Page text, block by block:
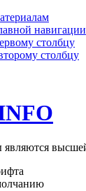
навигации
столбцу
столбцу
являются